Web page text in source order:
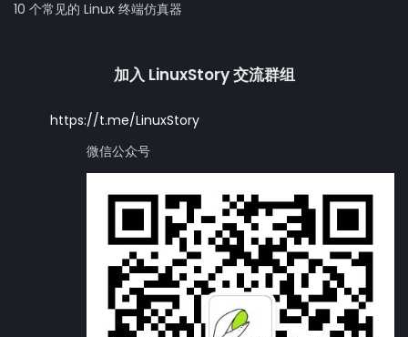
10 个常见的 Linux 终端仿真器
加入 LinuxStory 交流群组
https://t.me/LinuxStory
微信公众号